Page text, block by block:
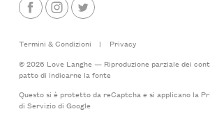
Termini & Condizioni |
Privacy
© 2026 Love Langhe — Riproduzione parziale dei
patto di indicarne la fonte
Questo si è protetto da reCaptcha e si applicano la
di Serviziodi Google